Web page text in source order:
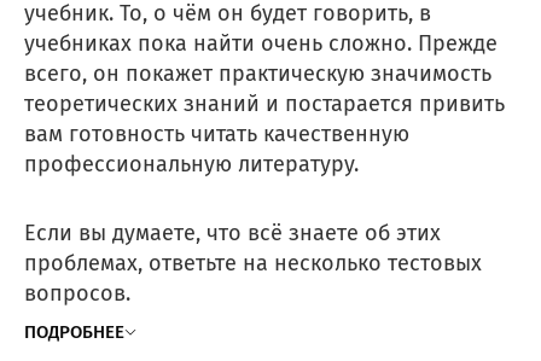
учебник. То, о чём он будет говорить, в
учебниках пока найти очень сложно. Прежде
всего, он покажет практическую значимость
теоретических знаний и постарается привить
вам готовность читать качественную
профессиональную литературу.
Если вы думаете, что всё знаете об этих
проблемах, ответьте на несколько тестовых
вопросов.
ПОДРОБНЕЕ